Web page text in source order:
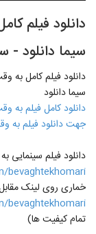
دانلود فیلم
سیما دانلود -
دانلود فیلم کامل به
سیما دانلود
دانلود کامل فیلم به
جهت دانلود فیلم به
دانلود فیلم سینمایی
bevaghtekhomari
خماری روی لینک
bevaghtekhomari
تمام کیفیت ها)